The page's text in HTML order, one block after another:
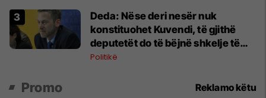
Deda: Nëse deri nesër nuk
konstituohet Kuvendi, të gjithë
deputetët do të bëjnë shkelje të
rëndë kushtetuese
Politikë
Promo Reklamo këtu